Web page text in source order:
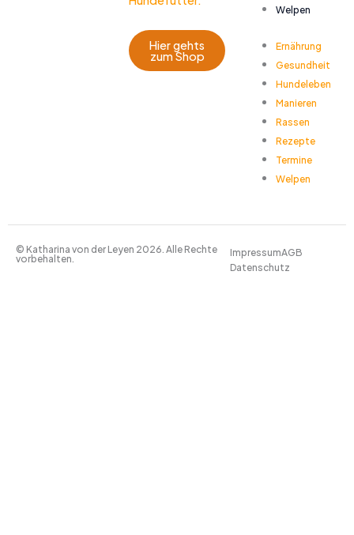
Hier gehts
zum Shop
Welpen
Ernährung
Gesundheit
Hundeleben
Manieren
Rassen
Rezepte
Termine
Welpen
© Katharina von der Leyen 2026. Alle Rechte
vorbehalten.
ImpressumAGB
Datenschutz